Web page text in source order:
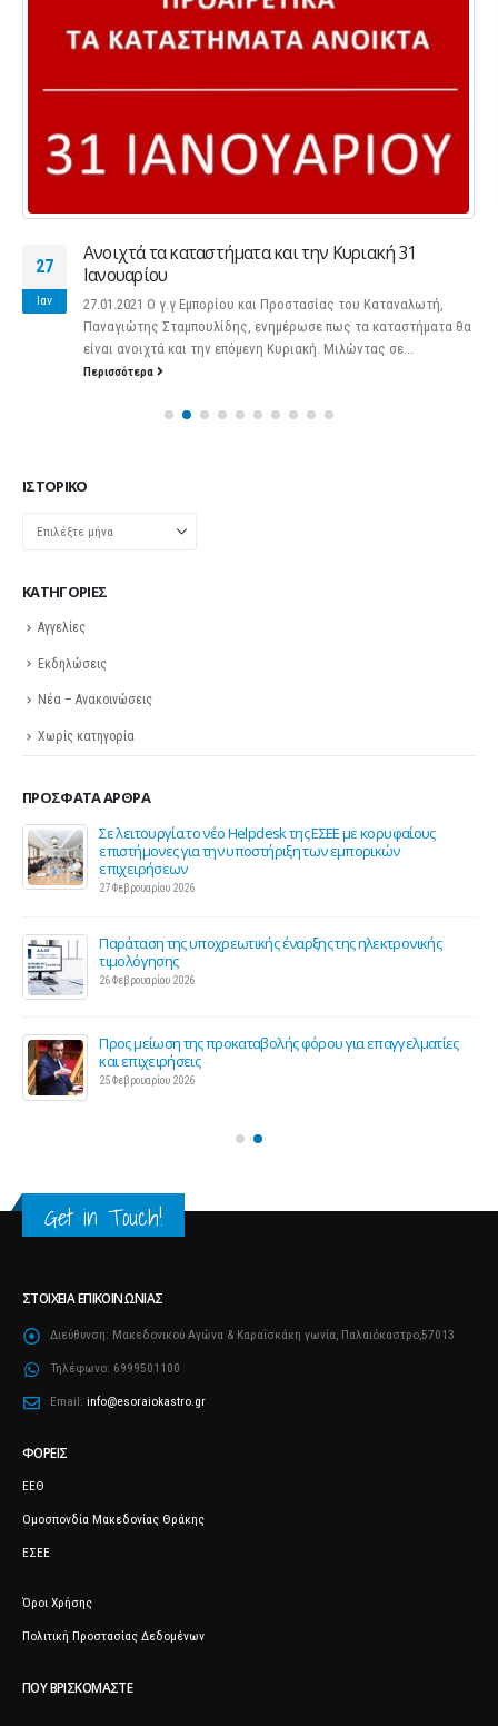
27
Ιαν
Ανοιχτά τα καταστήματα και την Κυριακή 31
Ιανουαρίου
27.01.2021 Ο γ.γ Εμπορίου και Προστασίας του Καταναλωτή,
Παναγιώτης Σταμπουλίδης, ενημέρωσε πως τα καταστήματα θα
είναι ανοιχτά και την επόμενη Κυριακή. Μιλώντας σε...
Περισσότερα
ΙΣΤΟΡΙΚΌ
Ιστορικό
KΑΤΗΓΟΡΊΕΣ
Αγγελίες
Εκδηλώσεις
Νέα – Ανακοινώσεις
Χωρίς κατηγορία
ΠΡΌΣΦΑΤΑ ΆΡΘΡΑ
Σε λειτουργία το νέο Helpdesk της ΕΣΕΕ με κορυφαίους
επιστήμονες για την υποστήριξη των εμπορικών
επιχειρήσεων
27 Φεβρουαρίου 2026
Παράταση της υποχρεωτικής έναρξης της ηλεκτρονικής
τιμολόγησης
26 Φεβρουαρίου 2026
Προς μείωση της προκαταβολής φόρου για επαγγελματίες
και επιχειρήσεις
25 Φεβρουαρίου 2026
Get in Touch!
ΣΤΟΙΧΕΊΑ ΕΠΙΚΟΙΝΩΝΊΑΣ
Διεύθυνση: Μακεδονικού Αγώνα & Καραΐσκάκη γωνία, Παλαιόκαστρο,57013
Τηλέφωνο: 6999501100
Email: info@esoraiokastro.gr
ΦΟΡΕΊΣ
ΕΕΘ
Ομοσπονδία Μακεδονίας Θράκης
ΕΣΕΕ
Όροι Χρήσης
Πολιτική Προστασίας Δεδομένων
ΠΟΥ ΒΡΙΣΚΌΜΑΣΤΕ